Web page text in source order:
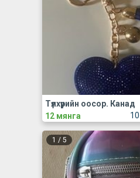
Түлхүүрийн оосор. Канад
12 мянга
1 / 5